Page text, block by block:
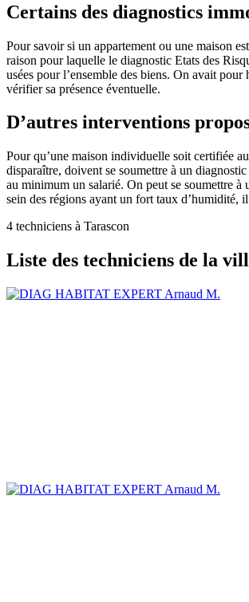
Certains des diagnostics
Pour savoir si un appartement ou une maison
raison pour laquelle le diagnostic Etats des
usées pour l’ensemble des biens. On avait
vérifier sa présence éventuelle.
D’autres interventions
Pour qu’une maison individuelle soit certifiée
disparaître, doivent se soumettre à un
au minimum un salarié. On peut se soumettre
sein des régions ayant un fort taux d’humidité,
4 techniciens à Tarascon
Liste des techniciens de la
Arnaud M.
Arnaud M.